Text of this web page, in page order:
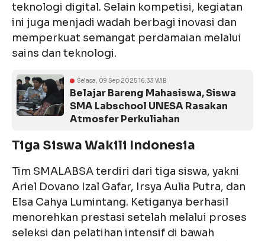
teknologi digital. Selain kompetisi, kegiatan
ini juga menjadi wadah berbagi inovasi dan
memperkuat semangat perdamaian melalui
sains dan teknologi.
Selasa, 09 Sep 2025 16:33 WIB
Belajar Bareng Mahasiswa, Siswa
SMA Labschool UNESA Rasakan
Atmosfer Perkuliahan
Tiga Siswa Wakili Indonesia
Tim SMALABSA terdiri dari tiga siswa, yakni
Ariel Dovano Izal Gafar, Irsya Aulia Putra, dan
Elsa Cahya Lumintang. Ketiganya berhasil
menorehkan prestasi setelah melalui proses
seleksi dan pelatihan intensif di bawah